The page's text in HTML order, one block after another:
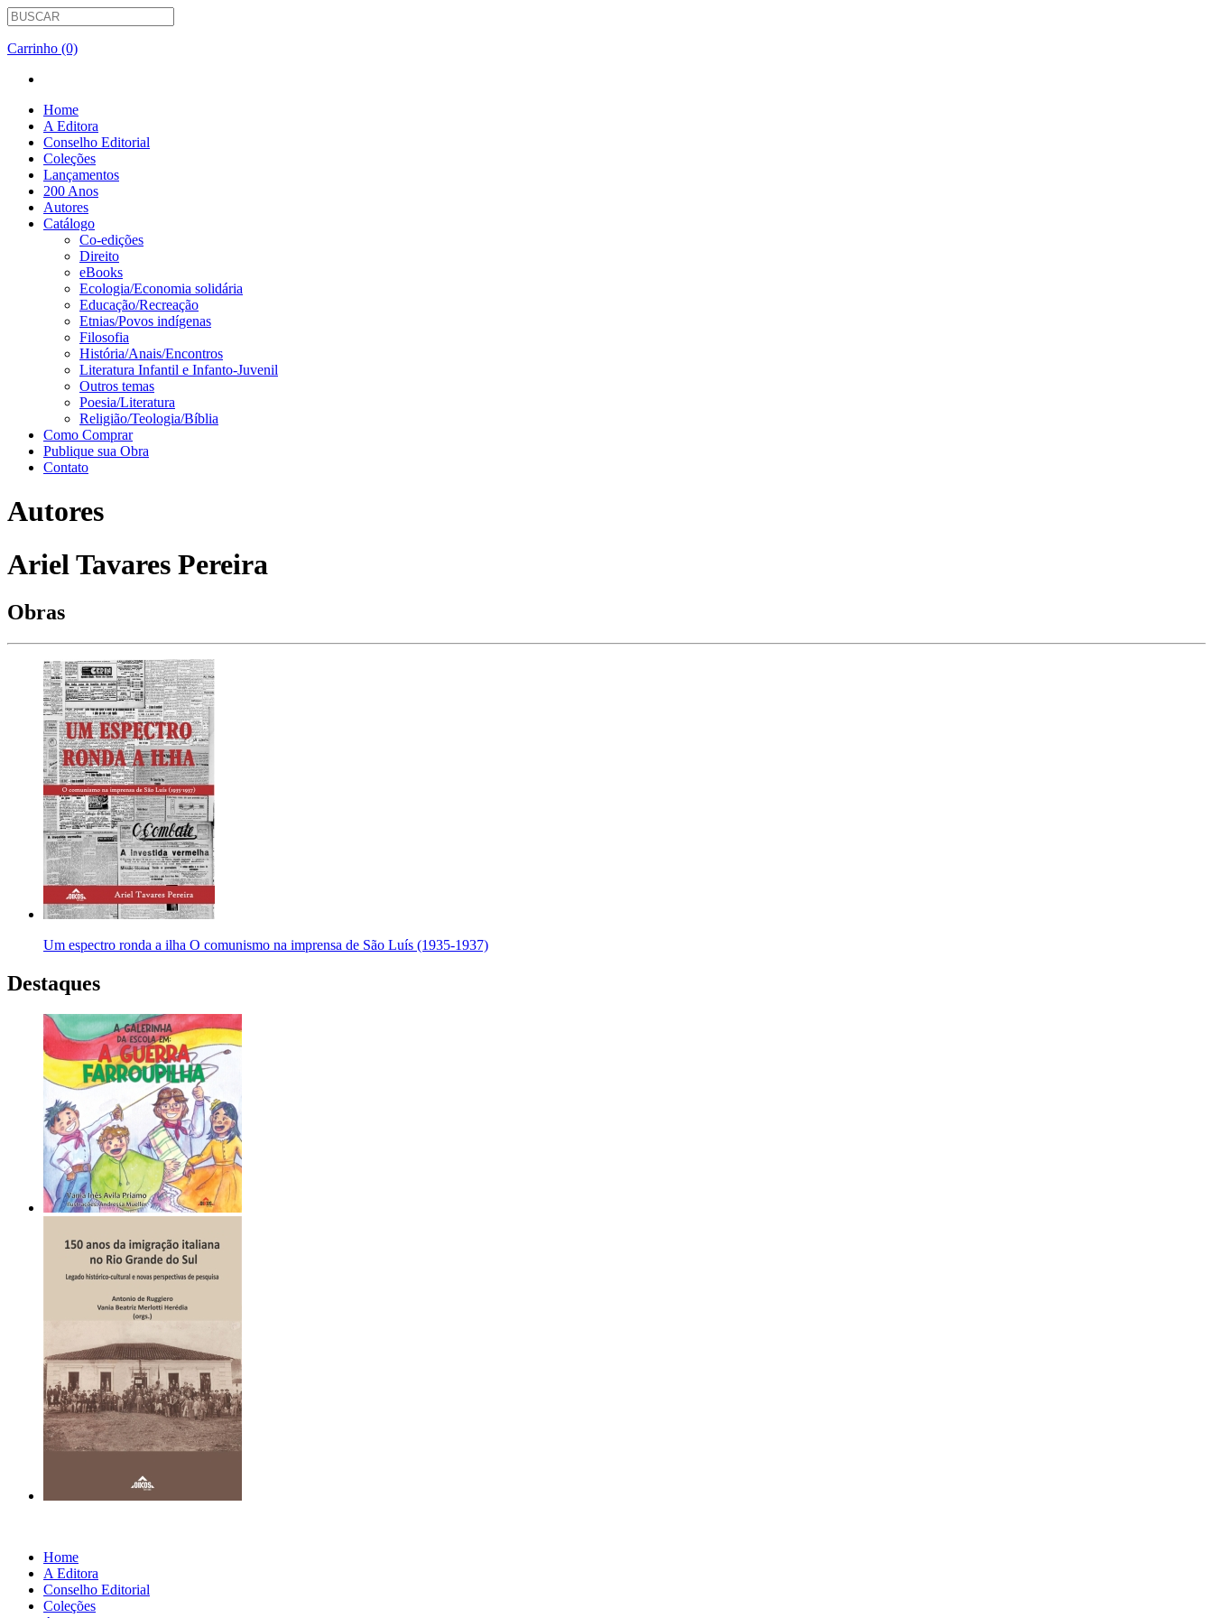
Carrinho (0)
Home
A Editora
Conselho Editorial
Coleções
Lançamentos
200 Anos
Autores
Catálogo
Co-edições
Direito
eBooks
Ecologia/Economia solidária
Educação/Recreação
Etnias/Povos indígenas
Filosofia
História/Anais/Encontros
Literatura Infantil e Infanto-Juvenil
Outros temas
Poesia/Literatura
Religião/Teologia/Bíblia
Como Comprar
Publique sua Obra
Contato
Autores
Ariel Tavares Pereira
Obras
Um espectro ronda a ilha O comunismo na imprensa de São Luís (1935-1937)
Destaques
Home
A Editora
Conselho Editorial
Coleções